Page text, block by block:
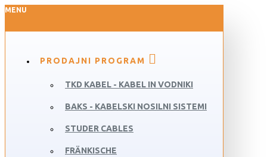
MENU
PRODAJNI PROGRAM
TKD KABEL - KABEL IN VODNIKI
BAKS - KABELSKI NOSILNI SISTEMI
STUDER CABLES
FRÄNKISCHE